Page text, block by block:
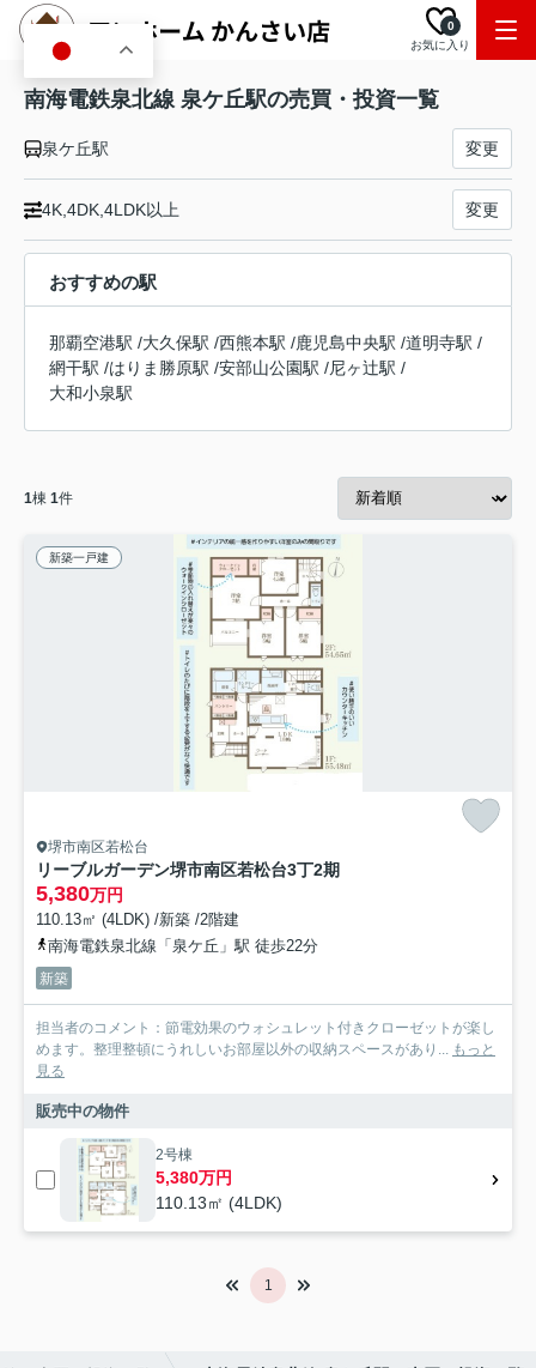
お気に入り
0
南海電鉄泉北線 泉ケ丘駅の売買・投資一覧
泉ケ丘駅 変更
4K,4DK,4LDK以上 変更
おすすめの駅
那覇空港駅 /大久保駅 /西熊本駅 /鹿児島中央駅 /道明寺駅 /
網干駅 /はりま勝原駅 /安部山公園駅 /尼ヶ辻駅 /
大和小泉駅
1棟 1件
新築一戸建
堺市南区若松台
リーブルガーデン堺市南区若松台3丁2期
5,380万円
110.13㎡ (4LDK) /新築 /2階建
南海電鉄泉北線「泉ケ丘」駅 徒歩22分
新築
担当者のコメント：節電効果のウォシュレット付きクローゼットが楽し
めます。整理整頓にうれしいお部屋以外の収納スペースがあり... もっと
見る
販売中の物件
2号棟
5,380万円
110.13㎡ (4LDK)
1